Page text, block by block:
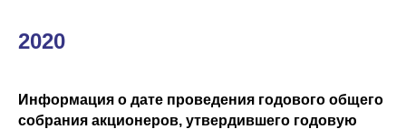
2020
Информация о дате проведения годового общего
собрания акционеров, утвердившего годовую